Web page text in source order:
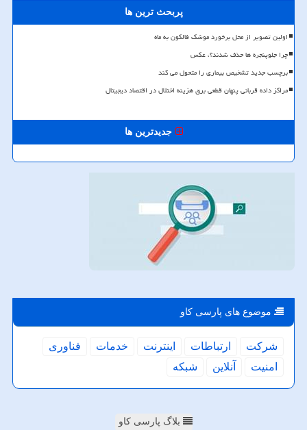
پربحث ترین ها
اولین تصویر از محل برخورد موشک فالکون به ماه
چرا جلوپنجره ها حذف شدند؟، عکس
برچسب جدید تشخیص بیماری را متحول می کند
مراکز داده قربانی پنهان قطعی برق هزینه اختلال در اقتصاد دیجیتال
جدیدترین ها
موضوع های پارسی كاو
شركت ارتباطات اینترنت خدمات
فناوری
امنیت
آنلاین شبكه
بلاگ پارسی کاو